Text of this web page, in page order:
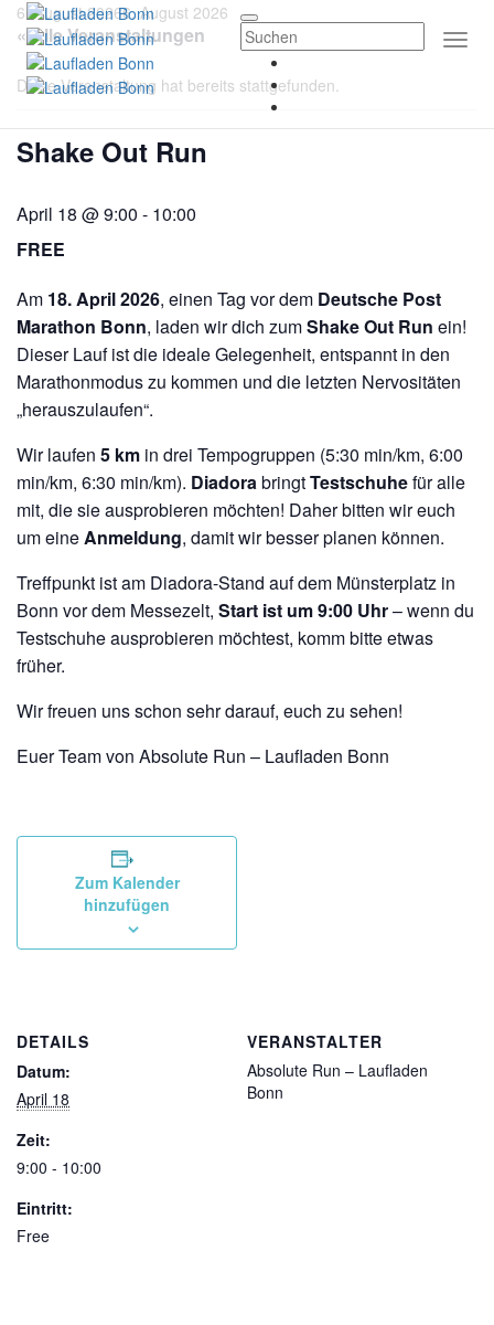
6. August 20266. August 2026
« Alle Veranstaltungen
Diese Veranstaltung hat bereits stattgefunden.
Shake Out Run
April 18 @ 9:00 - 10:00
FREE
Am 18. April 2026, einen Tag vor dem Deutsche Post
Marathon Bonn, laden wir dich zumShake Out Run ein!
Dieser Lauf ist die ideale Gelegenheit, entspannt in den
Marathonmodus zu kommen und die letzten Nervositäten
„herauszulaufen“.
Wir laufen 5 km in drei Tempogruppen (5:30 min/km, 6:00
min/km, 6:30 min/km). DiadorabringtTestschuhefür alle
mit, die sie ausprobieren möchten! Daher bitten wir euch
um eineAnmeldung, damit wir besser planen können.
Treffpunkt ist am Diadora-Stand auf dem Münsterplatz in
Bonn vor dem Messezelt, Start ist um 9:00 Uhr– wenn du
Testschuhe ausprobieren möchtest, komm bitte etwas
früher.
Wir freuen uns schon sehr darauf, euch zu sehen!
Euer Team von Absolute Run – Laufladen Bonn
Zum Kalender
hinzufügen
DETAILS
Datum:
April 18
Zeit:
9:00 - 10:00
Eintritt:
Free
VERANSTALTER
Absolute Run – Laufladen
Bonn